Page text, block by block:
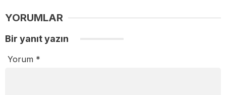
YORUMLAR
Bir yanıt yazın
Yorum *